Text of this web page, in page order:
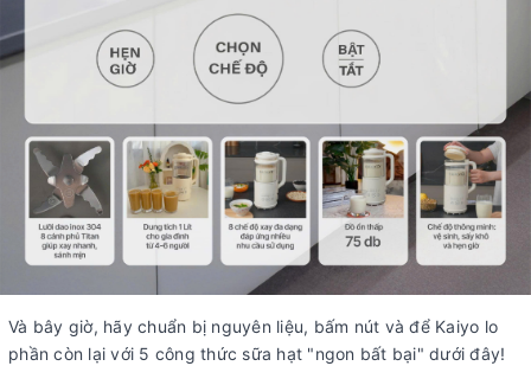
Và bây giờ, hãy chuẩn bị nguyên liệu, bấm nút và để Kaiyo lo
phần còn lại với 5 công thức sữa hạt "ngon bất bại" dưới đây!